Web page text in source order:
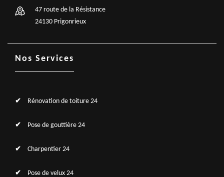
47 route de la Résistance
24130 Prigonrieux
Nos Services
Rénovation de toiture 24
Pose de gouttière 24
Charpentier 24
Pose de velux 24